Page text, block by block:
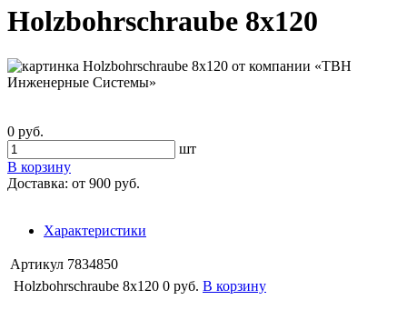
Holzbohrschraube 8x120
0 руб.
шт
В корзину
Доставка: от 900 руб.
Характеристики
Артикул 7834850
Holzbohrschraube 8x120 0 руб. В корзину